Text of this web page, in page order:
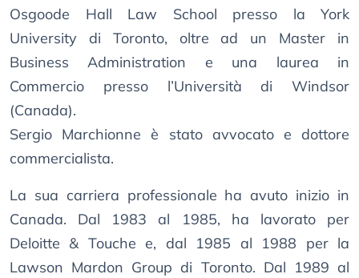
Osgoode Hall Law School presso la York
University di Toronto, oltre ad un Master in
Business Administration e una laurea in
Commercio presso l’Università di Windsor
(Canada).
Sergio Marchionne è stato avvocato e dottore
commercialista.
La sua carriera professionale ha avuto inizio in
Canada. Dal 1983 al 1985, ha lavorato per
Deloitte & Touche e, dal 1985 al 1988 per la
Lawson Mardon Group di Toronto. Dal 1989 al